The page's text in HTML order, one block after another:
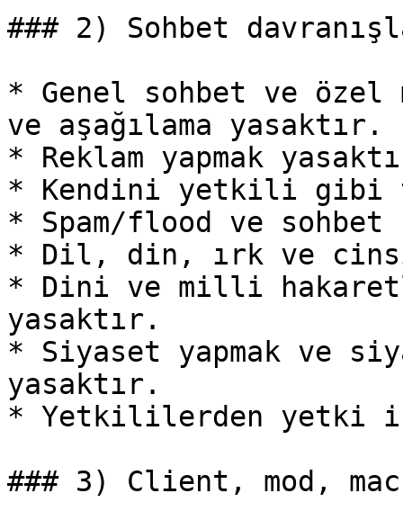
### 2) Sohbet
* Genel sohbet ve
ve aşağılama yasaktır.
* Reklam yapmak
* Kendini yetkili gibi
* Spam/flood ve
* Dil, din, ırk ve
* Dini ve milli
yasaktır.
* Siyaset yapmak ve
yasaktır.
* Yetkililerden yetki
### 3) Client, mod,